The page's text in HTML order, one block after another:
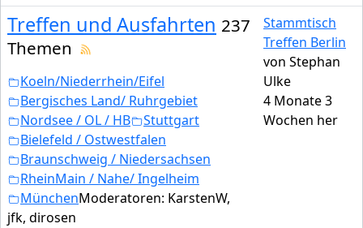
Treffen und Ausfahrten 237
Themen
Koeln/Niederrhein/Eifel
Bergisches Land/ Ruhrgebiet
Nordsee / OL / HB
Stuttgart
Bielefeld / Ostwestfalen
Braunschweig / Niedersachsen
RheinMain / Nahe/ Ingelheim
MünchenModeratoren: KarstenW,
jfk, dirosen
Stammtisch
Treffen Berlin
von Stephan
Ulke
4 Monate 3
Wochen her